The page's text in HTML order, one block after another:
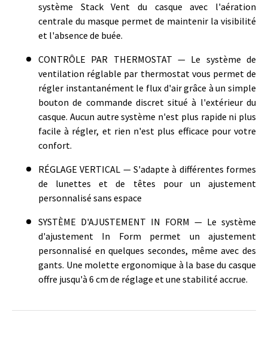
système Stack Vent du casque avec l'aération
centrale du masque permet de maintenir la visibilité
et l'absence de buée.
CONTRÔLE PAR THERMOSTAT — Le système de
ventilation réglable par thermostat vous permet de
régler instantanément le flux d'air grâce à un simple
bouton de commande discret situé à l'extérieur du
casque. Aucun autre système n'est plus rapide ni plus
facile à régler, et rien n'est plus efficace pour votre
confort.
RÉGLAGE VERTICAL — S'adapte à différentes formes
de lunettes et de têtes pour un ajustement
personnalisé sans espace
SYSTÈME D'AJUSTEMENT IN FORM — Le système
d'ajustement In Form permet un ajustement
personnalisé en quelques secondes, même avec des
gants. Une molette ergonomique à la base du casque
offre jusqu'à 6 cm de réglage et une stabilité accrue.